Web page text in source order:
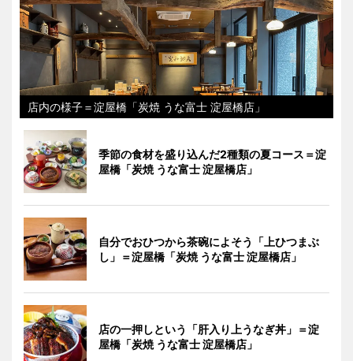
店内の様子＝淀屋橋「炭焼 うな富士 淀屋橋店」
季節の食材を盛り込んだ2種類の夏コース＝淀
屋橋「炭焼 うな富士 淀屋橋店」
自分でおひつから茶碗によそう「上ひつまぶ
し」＝淀屋橋「炭焼 うな富士 淀屋橋店」
店の一押しという「肝入り上うなぎ丼」＝淀
屋橋「炭焼 うな富士 淀屋橋店」